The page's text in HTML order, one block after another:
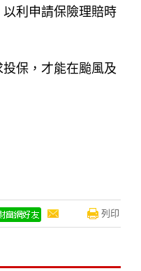
利申請保險理賠時
保，才能在颱風及
列印